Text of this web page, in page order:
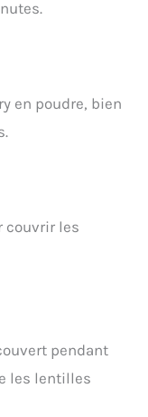
en poudre, bien
couvrir les
pendant
les lentilles